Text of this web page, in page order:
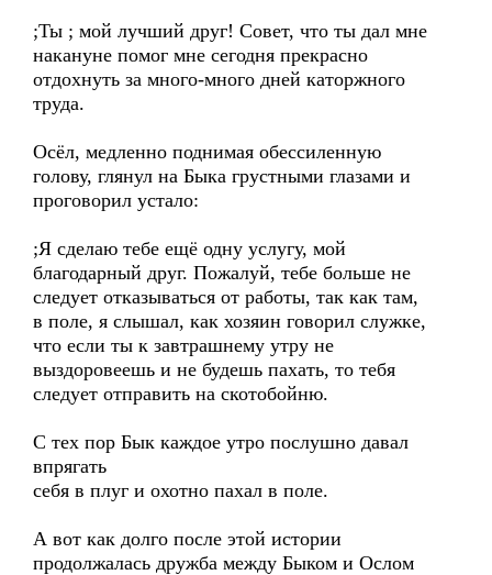
;Ты ; мой лучший друг! Совет, что ты дал мне
накануне помог мне сегодня прекрасно
отдохнуть за много-много дней каторжного
труда.
Осёл, медленно поднимая обессиленную
голову, глянул на Быка грустными глазами и
проговорил устало:
;Я сделаю тебе ещё одну услугу, мой
благодарный друг. Пожалуй, тебе больше не
следует отказываться от работы, так как там,
в поле, я слышал, как хозяин говорил служке,
что если ты к завтрашнему утру не
выздоровеешь и не будешь пахать, то тебя
следует отправить на скотобойню.
С тех пор Бык каждое утро послушно давал
впрягать
себя в плуг и охотно пахал в поле.
А вот как долго после этой истории
продолжалась дружба между Быком и Ослом